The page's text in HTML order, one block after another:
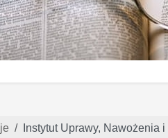
Instytut Uprawy, Nawożenia